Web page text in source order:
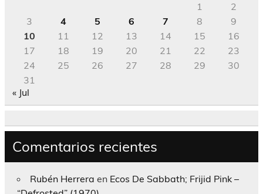
1
2
3
4 5 6 7 8
9
10
11 12 13 14 15
16
17
18 19 20 21 22
23
24
25 26 27 28 29
30
31
« Jul
Comentarios recientes
Rubén Herrera en Ecos De Sabbath; Frijid Pink –